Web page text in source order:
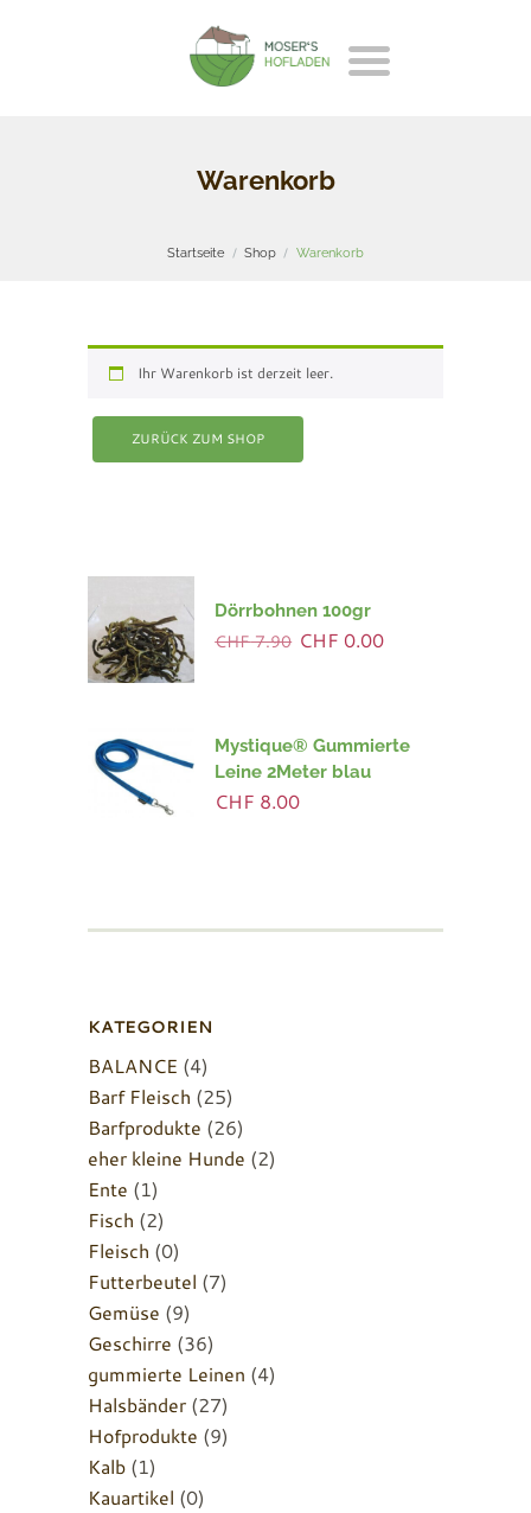
Warenkorb
Startseite Shop Warenkorb
Ihr Warenkorb ist derzeit leer.
ZURÜCK ZUM SHOP
Dörrbohnen 100gr
CHF7.90 Ursprünglicher
CHF 0.00Aktueller
Mystique® Gummierte
Leine 2Meter blau
CHF 8.00
KATEGORIEN
BALANCE (4)
Barf Fleisch (25)
Barfprodukte (26)
eher kleine Hunde (2)
Ente (1)
Fisch (2)
Fleisch (0)
Futterbeutel (7)
Gemüse (9)
Geschirre (36)
gummierte Leinen (4)
Halsbänder (27)
Hofprodukte (9)
Kalb (1)
Kauartikel (0)